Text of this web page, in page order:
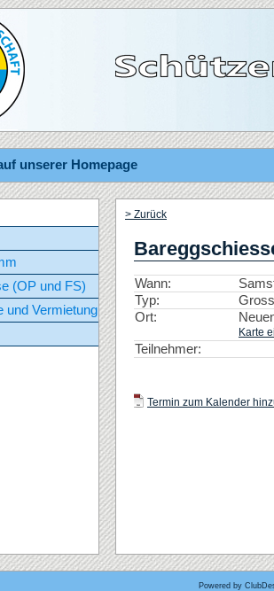
unserer Homepage
(OP und FS)
und Vermietung
> Zurück
Wann:
Typ:
Ort:
Karte
Teilnehmer:
Termin zum Kalender
Powered by